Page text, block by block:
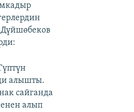
алышты.
сайганда
алып